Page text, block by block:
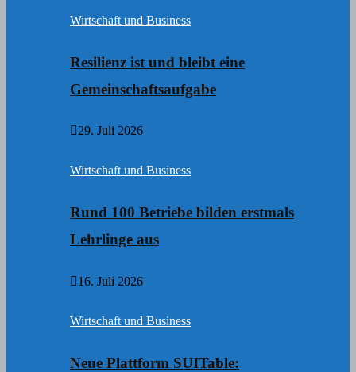
Wirtschaft und Business
Resilienz ist und bleibt eine
Gemeinschaftsaufgabe
29. Juli 2026
Wirtschaft und Business
Rund 100 Betriebe bilden erstmals
Lehrlinge aus
16. Juli 2026
Wirtschaft und Business
Neue Plattform SUITable: